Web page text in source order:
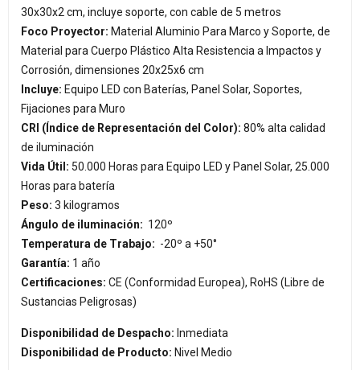
30x30x2 cm, incluye soporte, con cable de 5 metros
Foco Proyector: Material Aluminio Para Marco y Soporte, de
Material para Cuerpo Plástico Alta Resistencia a Impactos y
Corrosión, dimensiones 20x25x6 cm
Incluye: Equipo LED con Baterías, Panel Solar, Soportes,
Fijaciones para Muro
CRI (Índice de Representación del Color): 80% alta calidad
de iluminación
Vida Útil: 50.000 Horas para Equipo LED y Panel Solar, 25.000
Horas para batería
Peso: 3 kilogramos
Ángulo de iluminación: 120º
Temperatura de Trabajo: -20º a +50°
Garantía: 1 año
Certificaciones: CE (Conformidad Europea), RoHS (Libre de
Sustancias Peligrosas)
Disponibilidad de Despacho: Inmediata
Disponibilidad de Producto: Nivel Medio